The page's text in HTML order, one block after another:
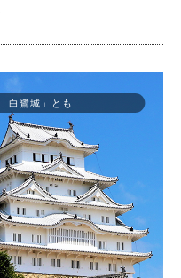
白鷺城」とも